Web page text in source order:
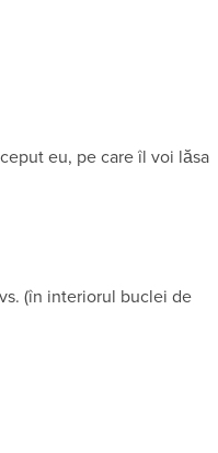
eu, pe care îl voi lăsa
(în interiorul buclei de